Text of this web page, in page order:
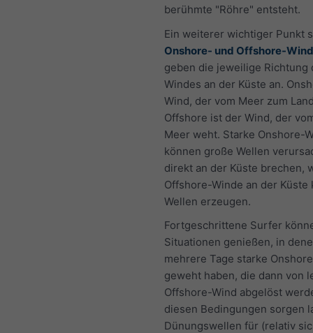
berühmte "Röhre" entsteht.
Ein weiterer wichtiger Punkt
Onshore- und Offshore-
geben die jeweilige Richtung
Windes an der Küste an.
Wind, der vom Meer zum
Offshore ist der Wind, der
Meer weht. Starke Onshore-
können große Wellen
direkt an der Küste brechen,
Offshore-Winde an der Küste
Wellen erzeugen.
Fortgeschrittene Surfer
Situationen genießen, in
mehrere Tage starke
geweht haben, die dann von
Offshore-Wind abgelöst
diesen Bedingungen sorgen
Dünungswellen für (relativ